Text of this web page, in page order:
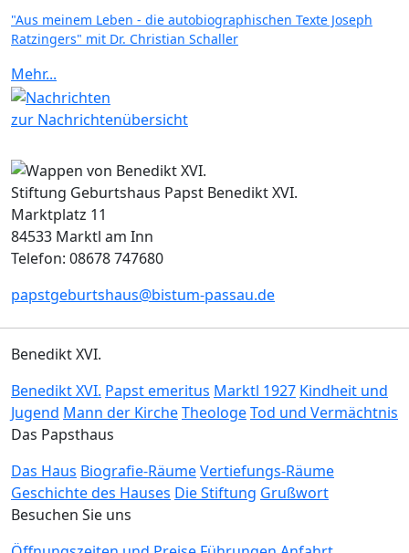
"Aus meinem Leben - die autobiographischen Texte Joseph
Ratzingers" mit Dr. Christian Schaller
Mehr...
zur Nachrichtenübersicht
Stiftung Geburtshaus Papst Benedikt XVI.
Marktplatz 11
84533 Marktl am Inn
Telefon: 08678 747680
papstgeburtshaus@bistum-passau.de
Benedikt XVI.
Benedikt XVI. Papst emeritus Marktl 1927 Kindheit und
Jugend Mann der KircheTheologeTod und Vermächtnis
Das Papsthaus
Das Haus Biografie-RäumeVertiefungs-Räume
Geschichte des Hauses Die Stiftung Grußwort
Besuchen Sie uns